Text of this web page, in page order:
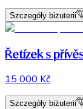
Szczegóły biżuterii
Řetízek s
15 000 Kč
Szczegóły biżuterii